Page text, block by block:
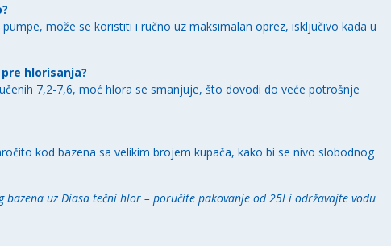
može se koristiti i ručno uz maksimalan oprez, isključivo kada u
hlorisanja?
7,2-7,6, moć hlora se smanjuje, što dovodi do veće potrošnje
kod bazena sa velikim brojem kupača, kako bi se nivo slobodnog
bazena uz Diasa tečni hlor – poručite pakovanje od 25l i održavajte vodu